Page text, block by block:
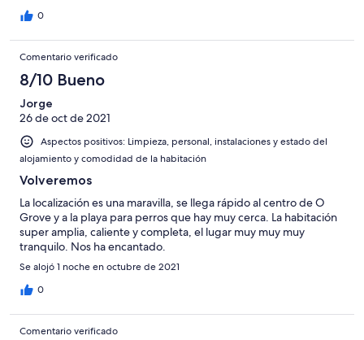
0
Comentario verificado
8/10 Bueno
Jorge
26 de oct de 2021
Aspectos positivos: Limpieza, personal, instalaciones y estado del
alojamiento y comodidad de la habitación
Volveremos
La localización es una maravilla, se llega rápido al centro de O
Grove y a la playa para perros que hay muy cerca. La habitación
super amplia, caliente y completa, el lugar muy muy muy
tranquilo. Nos ha encantado.
Se alojó 1 noche en octubre de 2021
0
Comentario verificado